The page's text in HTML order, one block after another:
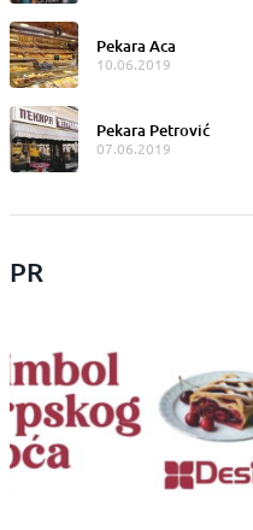
Pekara Aca
10.06.2019
Pekara Petrović
07.06.2019
PR